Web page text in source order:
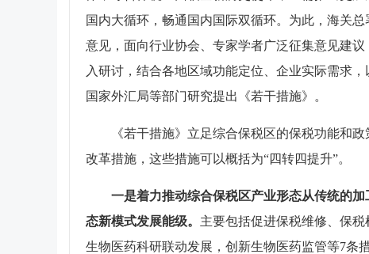
国内大循环，畅通国内国际双循环。为此，海关
意见，面向行业协会、专家学者广泛征集意见建
入研讨，结合各地区域功能定位、企业实际需求
国家外汇局等部门研究提出《若干措施》。
《若干措施》立足综合保税区的保税功能和
改革措施，这些措施可以概括为“四转四提升”。
一是着力推动综合保税区产业形态从传统的
态新模式发展能级。 主要包括促进保税维修、保
生物医药科研联动发展，创新生物医药监管等7条措